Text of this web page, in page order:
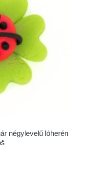
négylevelű lóherén